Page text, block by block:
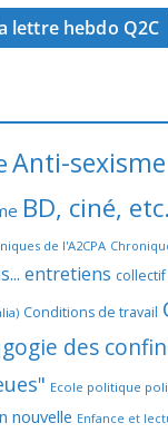
lettre hebdo Q2C
Anti-
BD, ciné, etc.
de l'A2CPA
entretiens
Conditions de travail
des
Ecole politique
nouvelle Enfance et